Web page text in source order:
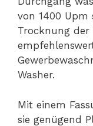
von 1400
Trocknung der
Washer.
Mit einem
sie genügend